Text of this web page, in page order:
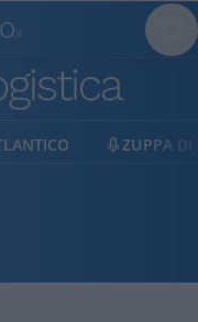
ZUPPA DI